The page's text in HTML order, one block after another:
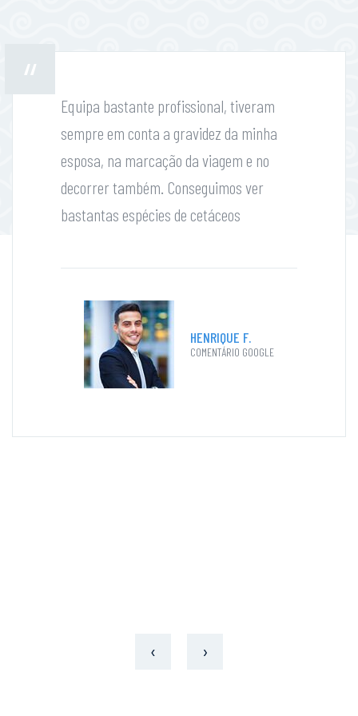
Equipa bastante profissional, tiveram
sempre em conta a gravidez da minha
esposa, na marcação da viagem e no
decorrer também. Conseguimos ver
bastantas espécies de cetáceos
HENRIQUE F.
COMENTÁRIO GOOGLE
‹ ›